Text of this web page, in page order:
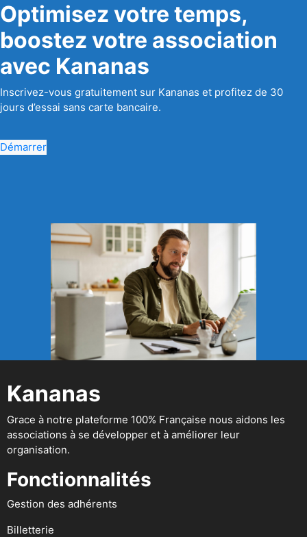
Optimisez votre temps,
boostez votre association
avec Kananas
Inscrivez-vous gratuitement sur Kananas et profitez de 30
jours d’essai sans carte bancaire.
Démarrer
Kananas
Grace à notre plateforme 100% Française nous aidons les
associations à se développer et à améliorer leur
organisation.
Fonctionnalités
Gestion des adhérents
Billetterie